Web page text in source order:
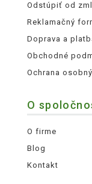
Odstúpiť od
Reklamačný
Doprava a
Obchodné
Ochrana
O
O firme
Blog
Kontakt